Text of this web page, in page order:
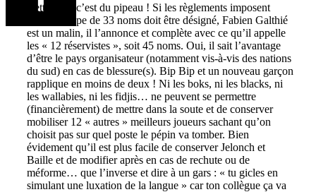
Cette liste, c’est du pipeau ! Si les règlements imposent
qu’un groupe de 33 noms doit être désigné, Fabien Galthié
est un malin, il l’annonce et complète avec ce qu’il appelle
les « 12 réservistes », soit 45 noms. Oui, il sait l’avantage
d’être le pays organisateur (notamment vis-à-vis des nations
du sud) en cas de blessure(s). Bip Bip et un nouveau garçon
rapplique en moins de deux ! Ni les boks, ni les blacks, ni
les wallabies, ni les fidjis… ne peuvent se permettre
(financièrement) de mettre dans la soute et de conserver
mobiliser 12 « autres » meilleurs joueurs sachant qu’on
choisit pas sur quel poste le pépin va tomber. Bien
évidement qu’il est plus facile de conserver Jelonch et
Baille et de modifier après en cas de rechute ou de
méforme… que l’inverse et dire à un gars : « tu gicles en
simulant une luxation de la langue » car ton collègue ça va